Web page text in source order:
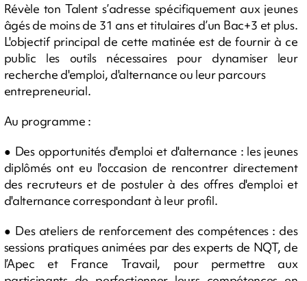
Révèle ton Talent s’adresse spécifiquement aux jeunes
âgés de moins de 31 ans et titulaires d’un Bac+3 et plus.
L'objectif principal de cette matinée est de fournir à ce
public les outils nécessaires pour dynamiser leur
recherche d'emploi, d'alternance ou leur parcours
entrepreneurial.
Au programme :
● Des opportunités d'emploi et d'alternance : les jeunes
diplômés ont eu l'occasion de rencontrer directement
des recruteurs et de postuler à des offres d'emploi et
d'alternance correspondant à leur profil.
● Des ateliers de renforcement des compétences : des
sessions pratiques animées par des experts de NQT, de
l’Apec et France Travail, pour permettre aux